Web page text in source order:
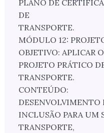
PLANO DE
DE
TRANSPORTE.
MÓDULO 12:
OBJETIVO: APLICAR
PROJETO PRÁTICO
TRANSPORTE.
CONTEÚDO:
DESENVOLVIMENTO
INCLUSÃO PARA UM
TRANSPORTE,